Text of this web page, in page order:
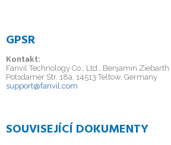
GPSR
Kontakt:
Fanvil Technology Co., Ltd., Benjamin Ziebarth
Potsdamer Str. 18a, 14513 Teltow, Germany
support@fanvil.com
SOUVISEJÍCÍ DOKUMENTY